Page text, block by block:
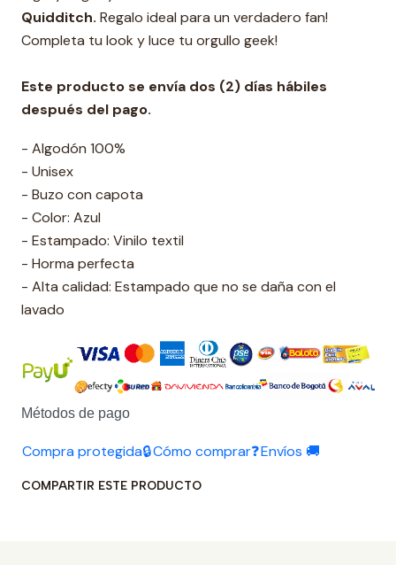
Quidditch. Regalo ideal para un verdadero fan!
Completa tu look y luce tu orgullo geek!
Este producto se envía dos (2) días hábiles
después del pago.
- Algodón 100%
- Unisex
- Buzo con capota
- Color: Azul
- Estampado: Vinilo textil
- Horma perfecta
- Alta calidad: Estampado que no se daña con el
lavado
Métodos de pago
Compra protegida🔒Cómo comprar❓Envíos 🚚
COMPARTIR ESTE PRODUCTO